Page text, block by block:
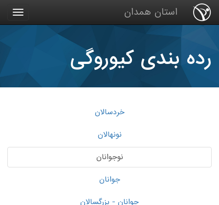
استان همدان
رده بندی کیوروگی
خردسالان
نونهالان
نوجوانان
جوانان
جوانان - بزرگسالان